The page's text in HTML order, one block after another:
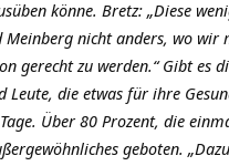
könne. Bretz: „Diese
Meinberg nicht anders, wo
zu werden.“ Gibt es
Leute, die etwas für ihre
Über 80 Prozent, die
geboten.